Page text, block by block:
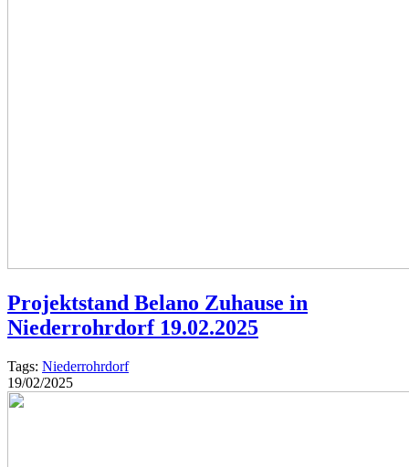
Projektstand Belano Zuhause in
Niederrohrdorf 19.02.2025
Tags: Niederrohrdorf
19/02/2025